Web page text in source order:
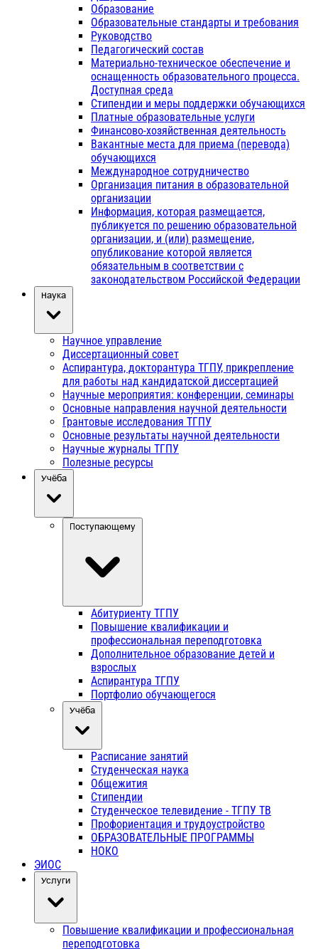
Образование
Образовательные стандарты и требования
Руководство
Педагогический состав
Материально-техническое обеспечение и
оснащенность образовательного процесса.
Доступная среда
Стипендии и меры поддержки обучающихся
Платные образовательные услуги
Финансово-хозяйственная деятельность
Вакантные места для приема (перевода)
обучающихся
Международное сотрудничество
Организация питания в образовательной
организации
Информация, которая размещается,
публикуется по решению образовательной
организации, и (или) размещение,
опубликование которой является
обязательным в соответствии с
законодательством Российской Федерации
Наука
Научное управление
Диссертационный совет
Аспирантура, докторантура ТГПУ, прикрепление
для работы над кандидатской диссертацией
Научные мероприятия: конференции, семинары
Основные направления научной деятельности
Грантовые исследования ТГПУ
Основные результаты научной деятельности
Научные журналы ТГПУ
Полезные ресурсы
Учёба
Поступающему
Абитуриенту ТГПУ
Повышение квалификации и
профессиональная переподготовка
Дополнительное образование детей и
взрослых
Аспирантура ТГПУ
Портфолио обучающегося
Учёба
Расписание занятий
Студенческая наука
Общежития
Стипендии
Студенческое телевидение - ТГПУ ТВ
Профориентация и трудоустройство
ОБРАЗОВАТЕЛЬНЫЕ ПРОГРАММЫ
НОКО
ЭИОС
Услуги
Повышение квалификации и профессиональная
переподготовка